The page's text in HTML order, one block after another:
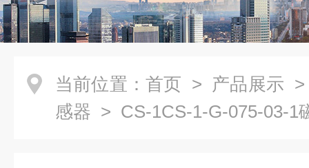
当前位置： 首页 > 产品展示
感器 > CS-1CS-1-G-075-03-1